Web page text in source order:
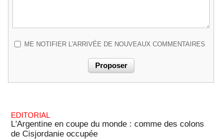
ME NOTIFIER L'ARRIVÉE DE NOUVEAUX COMMENTAIRES
EDITORIAL
L'Argentine en coupe du monde : comme des colons
de Cisjordanie occupée